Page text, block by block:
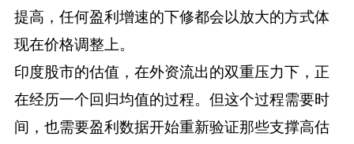
提高，任何盈利增速的下修都会以放大的方式体
现在价格调整上。
印度股市的估值，在外资流出的双重压力下，正
在经历一个回归均值的过程。但这个过程需要时
间，也需要盈利数据开始重新验证那些支撑高估